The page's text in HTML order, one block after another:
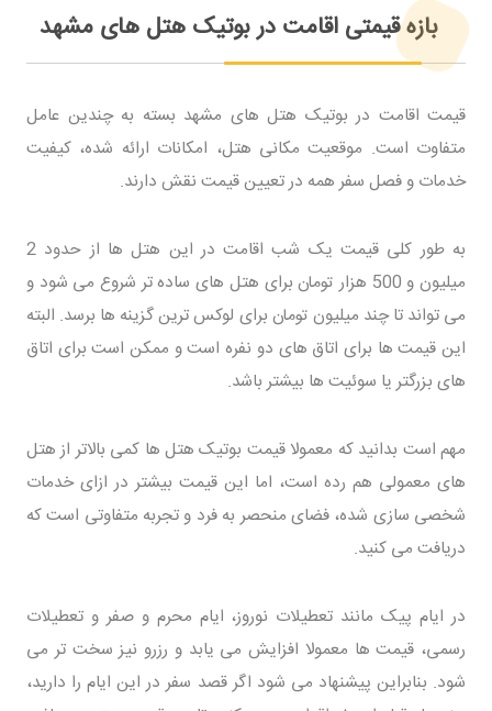
بازه قیمتی اقامت در بوتیک هتل های مشهد
قیمت اقامت در بوتیک هتل های مشهد بسته به چندین عامل
متفاوت است. موقعیت مکانی هتل، امکانات ارائه شده، کیفیت
خدمات و فصل سفر همه در تعیین قیمت نقش دارند.
به طور کلی قیمت یک شب اقامت در این هتل ها از حدود 2
میلیون و 500 هزار تومان برای هتل های ساده تر شروع می شود و
می تواند تا چند میلیون تومان برای لوکس ترین گزینه ها برسد. البته
این قیمت ها برای اتاق های دو نفره است و ممکن است برای اتاق
های بزرگتر یا سوئیت ها بیشتر باشد.
مهم است بدانید که معمولا قیمت بوتیک هتل ها کمی بالاتر از هتل
های معمولی هم رده است، اما این قیمت بیشتر در ازای خدمات
شخصی سازی شده، فضای منحصر به فرد و تجربه متفاوتی است که
دریافت می کنید.
در ایام پیک مانند تعطیلات نوروز، ایام محرم و صفر و تعطیلات
رسمی، قیمت ها معمولا افزایش می یابد و رزرو نیز سخت تر می
شود. بنابراین پیشنهاد می شود اگر قصد سفر در این ایام را دارید،